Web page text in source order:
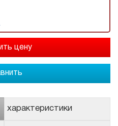
характеристики